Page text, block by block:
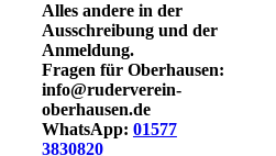
Alles andere in der
Ausschreibung und der
Anmeldung.
Fragen für Oberhausen:
info@ruderverein-
oberhausen.de
WhatsApp: 01577
3830820